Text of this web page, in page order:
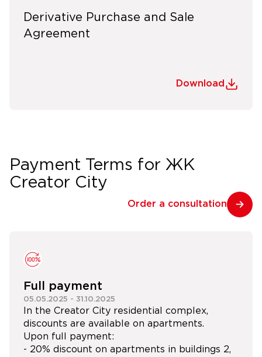
Derivative Purchase and Sale
Agreement
Download
Payment Terms for ЖК
Creator City
Order a consultation
Full payment
05.05.2025 - 31.10.2025
In the Creator City residential complex,
discounts are available on apartments.
Upon full payment:
- 20% discount on apartments in buildings 2,